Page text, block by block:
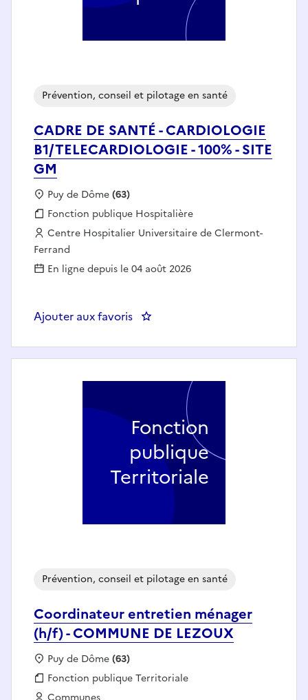
CADRE DE SANTÉ - CARDIOLOGIE
B1/TELECARDIOLOGIE - 100% - SITE
GM
Prévention, conseil et pilotage en santé
Localisation :
Puy de Dôme(63)
Fonction publique :
Fonction publique Hospitalière
Employeur :
Centre Hospitalier Universitaire de Clermont-
Ferrand
En ligne depuis le 04 août 2026
Ajouter aux favoris : CADRE DE SANTÉ -
Coordinateur entretien ménager
(h/f) - COMMUNE DE LEZOUX
Prévention, conseil et pilotage en santé
Localisation :
Puy de Dôme(63)
Fonction publique :
Fonction publique Territoriale
Fonction
publique
Territoriale